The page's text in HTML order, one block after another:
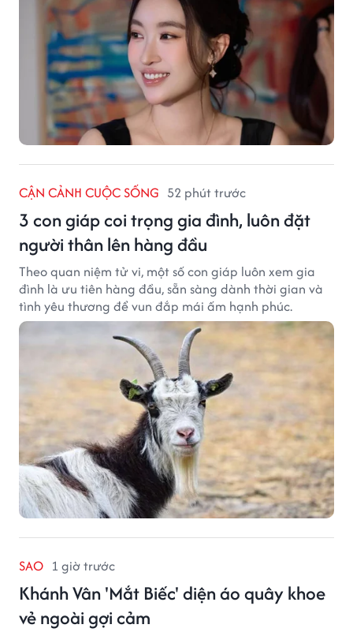
CẬN CẢNH CUỘC SỐNG 52 phút trước
3 con giáp coi trọng gia đình, luôn đặt
người thân lên hàng đầu
Theo quan niệm tử vi, một số con giáp luôn xem gia
đình là ưu tiên hàng đầu, sẵn sàng dành thời gian và
tình yêu thương để vun đắp mái ấm hạnh phúc.
SAO 1 giờ trước
Khánh Vân 'Mắt Biếc' diện áo quây khoe
vẻ ngoài gợi cảm